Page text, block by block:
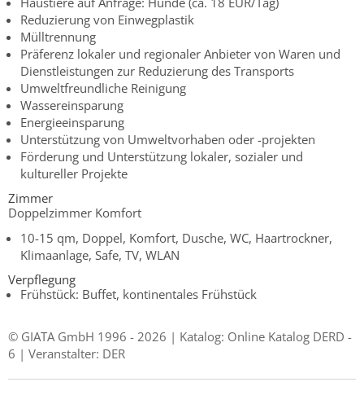
Reduzierung von Einwegplastik
Mülltrennung
Präferenz lokaler und regionaler Anbieter von Waren und
Dienstleistungen zur Reduzierung des Transports
Umweltfreundliche Reinigung
Wassereinsparung
Energieeinsparung
Unterstützung von Umweltvorhaben oder -projekten
Förderung und Unterstützung lokaler, sozialer und
kultureller Projekte
Zimmer
Doppelzimmer Komfort
10-15 qm, Doppel, Komfort, Dusche, WC, Haartrockner,
Klimaanlage, Safe, TV, WLAN
Verpflegung
Frühstück: Buffet, kontinentales Frühstück
© GIATA GmbH 1996 - 2026 | Katalog: Online Katalog DERD -
6 | Veranstalter: DER